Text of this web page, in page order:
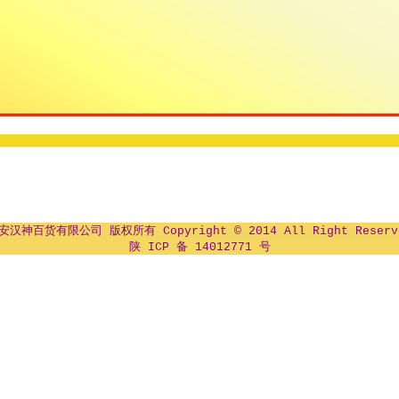
汉神百货有限公司 版权所有 Copyright © 2014 All Right
陕 ICP 备 14012771 号